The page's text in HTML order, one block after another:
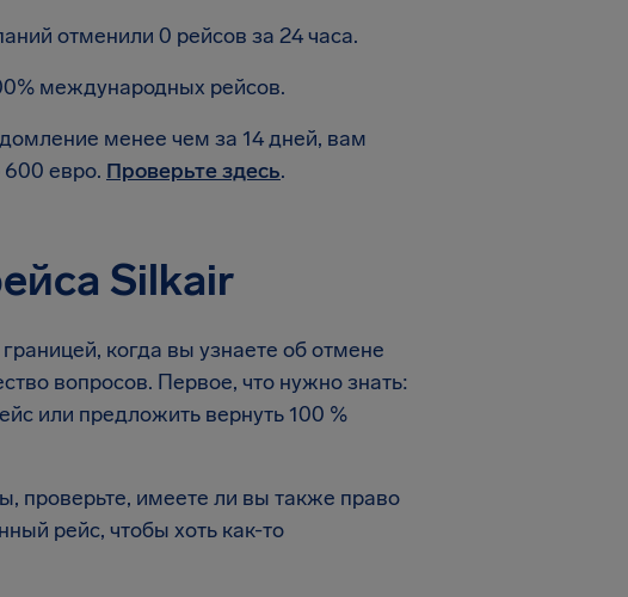
отменили 0 рейсов за 24 часа.
международных рейсов.
менее чем за 14 дней, вам
евро. Проверьте здесь.
Silkair
когда вы узнаете об отмене
вопросов. Первое, что нужно знать:
или предложить вернуть 100 %
проверьте, имеете ли вы также право
рейс, чтобы хоть как-то